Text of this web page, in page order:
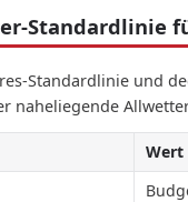
Standardlinie
Standardlinie und
naheliegende
Wert